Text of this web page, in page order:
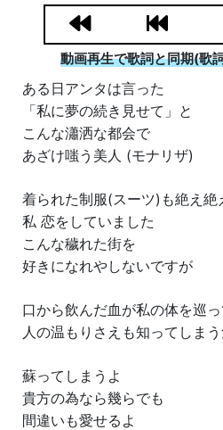
動画再生で歌詞と同期(歌
ある日アンタは言った
「私に夢の続き見せて」と
こんな瀟洒な都会で
あざけ嗤う美人 (モナリザ)
着られた制服(スーツ)も絶え絶
私 恋をしていました
こんな穢れた街を
好きになれやしないですが
口から飲んだ血が私の体を巡
人の温もりさえも知ってしま
蘇ってしまうよ
貴方の為なら幾らでも
間違いも愛せるよ